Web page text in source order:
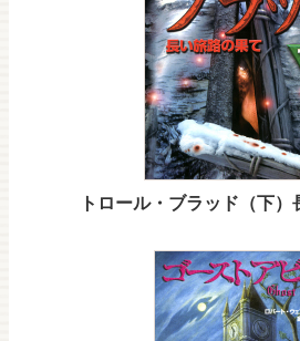
トロール・ブラッド（下